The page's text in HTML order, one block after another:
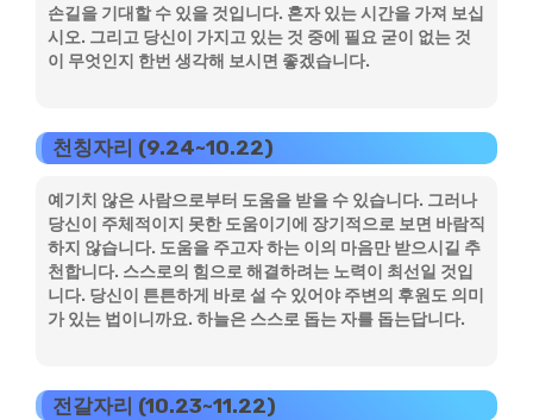
손길을 기대할 수 있을 것입니다. 혼자 있는 시간을 가져 보십
시오. 그리고 당신이 가지고 있는 것 중에 필요 굳이 없는 것
이 무엇인지 한번 생각해 보시면 좋겠습니다.
천칭자리 (9.24~10.22)
예기치 않은 사람으로부터 도움을 받을 수 있습니다. 그러나
당신이 주체적이지 못한 도움이기에 장기적으로 보면 바람직
하지 않습니다. 도움을 주고자 하는 이의 마음만 받으시길 추
천합니다. 스스로의 힘으로 해결하려는 노력이 최선일 것입
니다. 당신이 튼튼하게 바로 설 수 있어야 주변의 후원도 의미
가 있는 법이니까요. 하늘은 스스로 돕는 자를 돕는답니다.
전갈자리 (10.23~11.22)